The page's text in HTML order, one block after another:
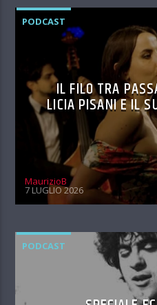
PODCAST
IL FILO TRA
LICIA PISANI E IL
MaurizioB
7 LUGLIO 2026
PODCAST